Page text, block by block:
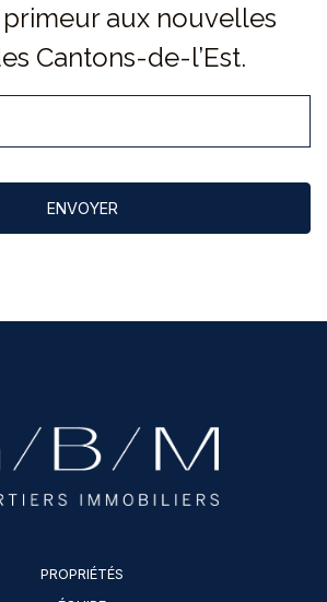
aux nouvelles
Cantons-de-l’Est.
PROPRIÉTÉS